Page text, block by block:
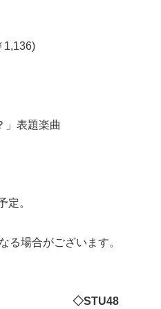
1,136)
」表題楽曲
定。
る場合がございます。